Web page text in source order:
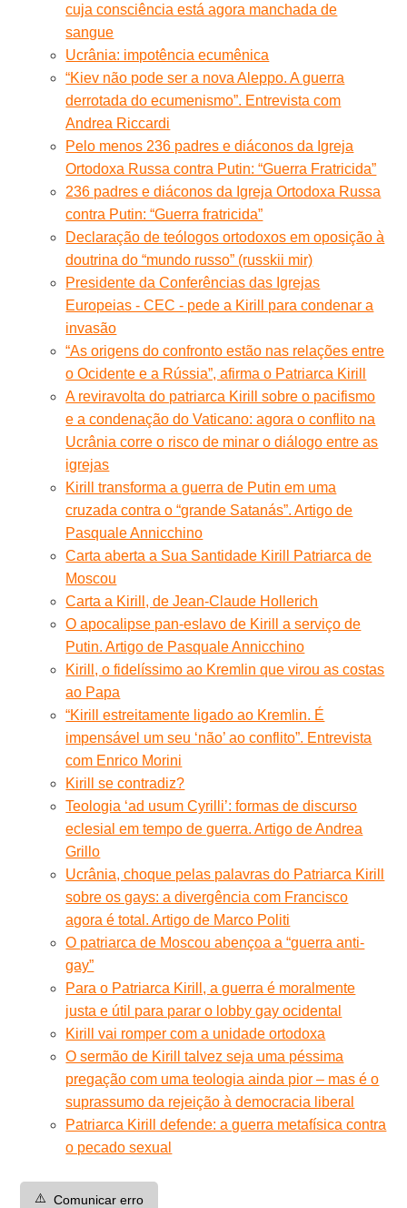
cuja consciência está agora manchada de
sangue
Ucrânia: impotência ecumênica
“Kiev não pode ser a nova Aleppo. A guerra
derrotada do ecumenismo”. Entrevista com
Andrea Riccardi
Pelo menos 236 padres e diáconos da Igreja
Ortodoxa Russa contra Putin: “Guerra Fratricida”
236 padres e diáconos da Igreja Ortodoxa Russa
contra Putin: “Guerra fratricida”
Declaração de teólogos ortodoxos em oposição à
doutrina do “mundo russo” (russkii mir)
Presidente da Conferências das Igrejas
Europeias - CEC - pede a Kirill para condenar a
invasão
“As origens do confronto estão nas relações entre
o Ocidente e a Rússia”, afirma o Patriarca Kirill
A reviravolta do patriarca Kirill sobre o pacifismo
e a condenação do Vaticano: agora o conflito na
Ucrânia corre o risco de minar o diálogo entre as
igrejas
Kirill transforma a guerra de Putin em uma
cruzada contra o “grande Satanás”. Artigo de
Pasquale Annicchino
Carta aberta a Sua Santidade Kirill Patriarca de
Moscou
Carta a Kirill, de Jean-Claude Hollerich
O apocalipse pan-eslavo de Kirill a serviço de
Putin. Artigo de Pasquale Annicchino
Kirill, o fidelíssimo ao Kremlin que virou as costas
ao Papa
“Kirill estreitamente ligado ao Kremlin. É
impensável um seu ‘não’ ao conflito”. Entrevista
com Enrico Morini
Kirill se contradiz?
Teologia ‘ad usum Cyrilli’: formas de discurso
eclesial em tempo de guerra. Artigo de Andrea
Grillo
Ucrânia, choque pelas palavras do Patriarca Kirill
sobre os gays: a divergência com Francisco
agora é total. Artigo de Marco Politi
O patriarca de Moscou abençoa a “guerra anti-
gay”
Para o Patriarca Kirill, a guerra é moralmente
justa e útil para parar o lobby gay ocidental
Kirill vai romper com a unidade ortodoxa
O sermão de Kirill talvez seja uma péssima
pregação com uma teologia ainda pior – mas é o
suprassumo da rejeição à democracia liberal
Patriarca Kirill defende: a guerra metafísica contra
o pecado sexual
⚠️ Comunicar erro